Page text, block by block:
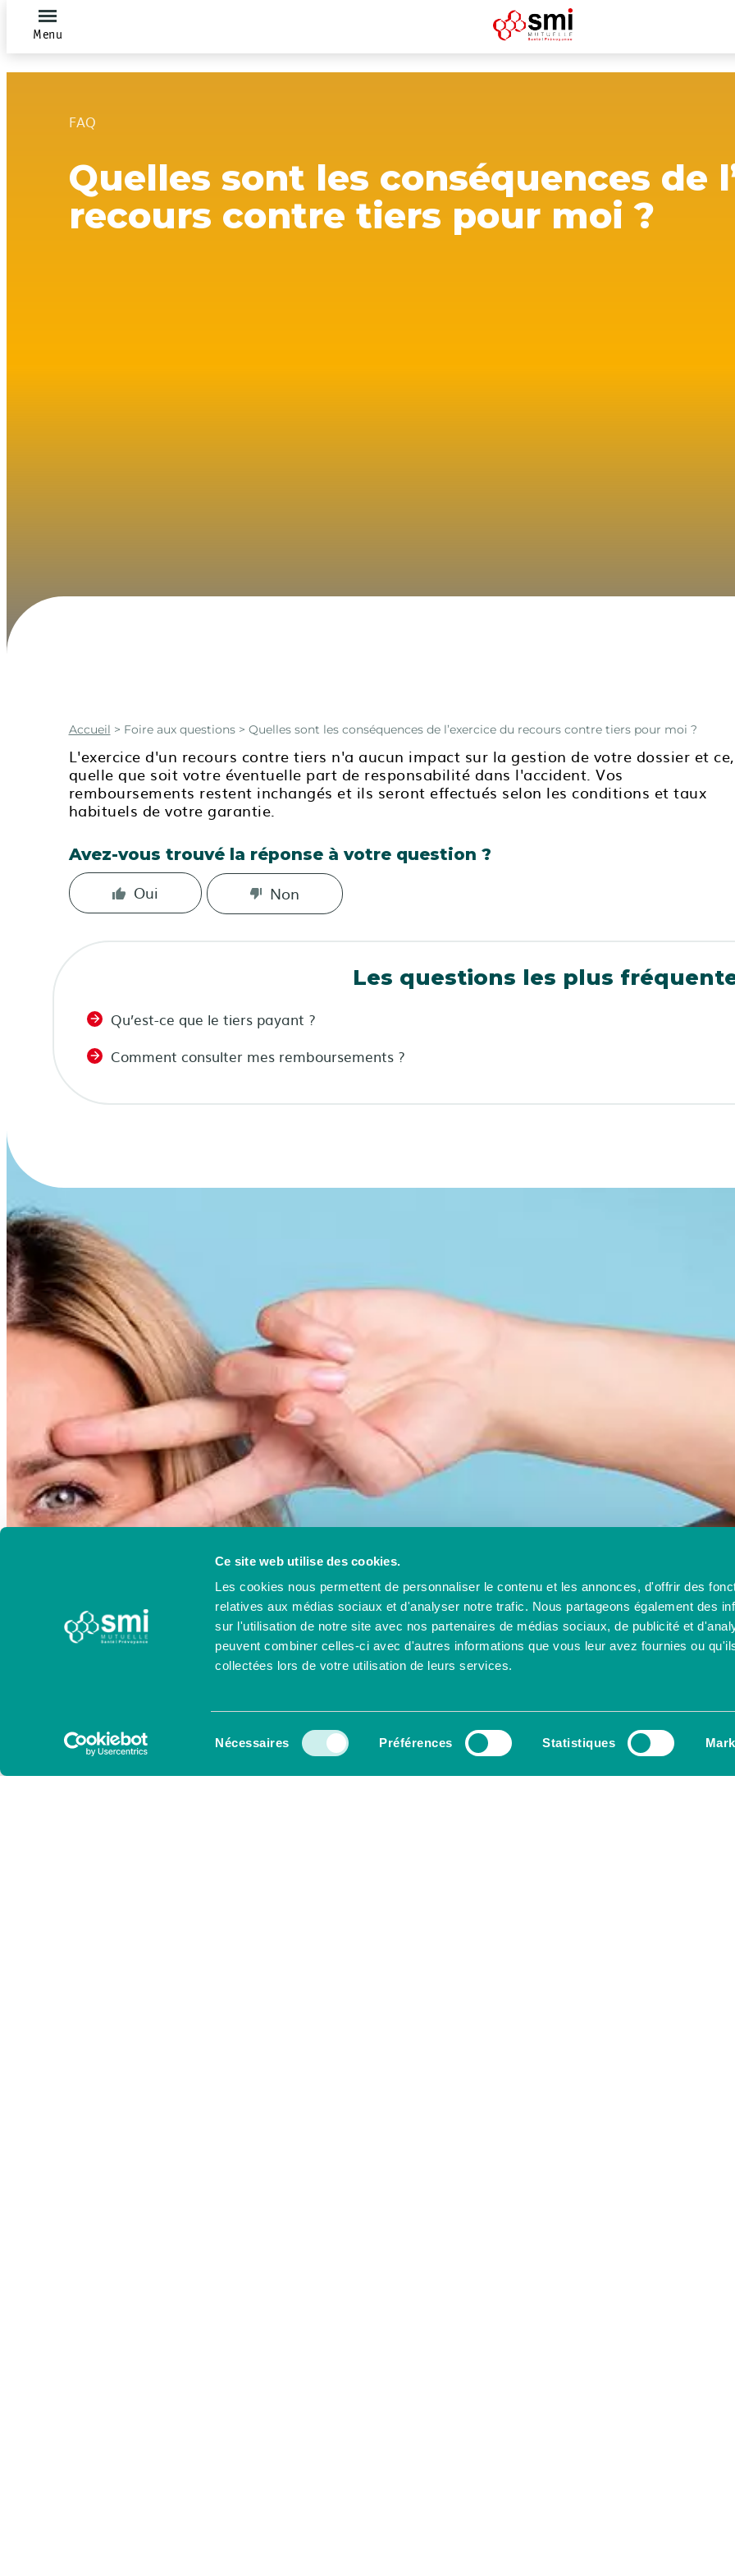
Ce site web utilise des cookies.
Les cookies nous permettent de personnaliser le contenu et les annonces, d'offrir des
relatives aux médias sociaux et d'analyser notre trafic. Nous partageons également des
sur l'utilisation de notre site avec nos partenaires de médias sociaux, de publicité et
peuvent combiner celles-ci avec d'autres informations que vous leur avez fournies ou
collectées lors de votre utilisation de leurs services.
Nécessaires Préférences Statistiques
Menu
FAQ
Quelles sont les conséquences de
recours contre tiers pour moi ?
Accueil > Foire aux questions > Quelles sont les conséquences de l’exercice du recours contre tiers pour moi ?
L'exercice d'un recours contre tiers n'a aucun impact sur la gestion de votre dossier et ce,
quelle que soit votre éventuelle part de responsabilité dans l'accident. Vos
remboursements restent inchangés et ils seront effectués selon les conditions et taux
habituels de votre garantie.
Avez-vous trouvé la réponse à votre question ?
Oui Non
Les questions les plus
Qu’est-ce que le tiers payant ?
Comment consulter mes remboursements ?